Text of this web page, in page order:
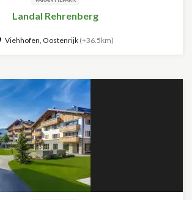
Landal Rehrenberg
Viehhofen, Oostenrijk (+36.5km)